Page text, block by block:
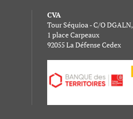
CVA
Tour Séquioa - C/O DGALN,
1 place Carpeaux
92055 La Défense Cedex